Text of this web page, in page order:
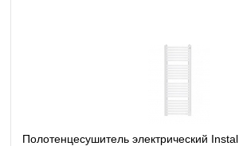
Полотенцесушитель электрический